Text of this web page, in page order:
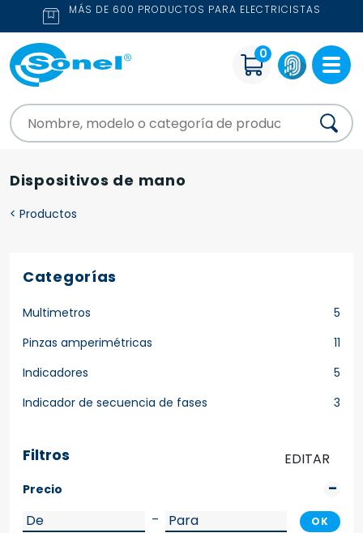
MÁS DE 600 PRODUCTOS PARA ELECTRICISTAS
0
Dispositivos de mano
< Productos
Categorías
Multimetros
5
Pinzas amperimétricas
11
Indicadores
5
Indicador de secuencia de fases
3
Filtros EDITAR
Precio
–
OK